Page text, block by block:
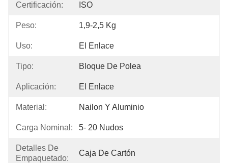
Certificación: ISO
Peso: 1,9-2,5 Kg
Uso: El Enlace
Tipo: Bloque De Polea
Aplicación: El Enlace
Material: Nailon Y Aluminio
Carga Nominal: 5- 20 Nudos
Detalles De
Empaquetado:
Caja De Cartón